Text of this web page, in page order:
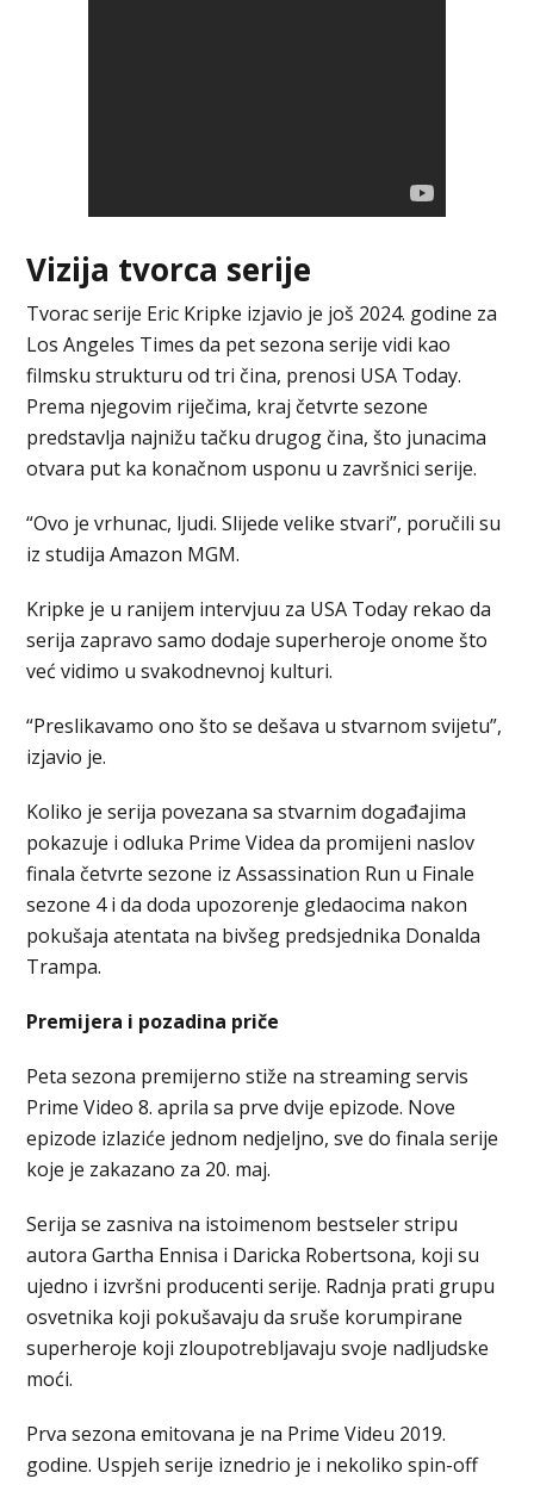
Vizija tvorca serije
Tvorac serije Eric Kripke izjavio je još 2024. godine za
Los Angeles Times da pet sezona serije vidi kao
filmsku strukturu od tri čina, prenosi USA Today.
Prema njegovim riječima, kraj četvrte sezone
predstavlja najnižu tačku drugog čina, što junacima
otvara put ka konačnom usponu u završnici serije.
“Ovo je vrhunac, ljudi. Slijede velike stvari”, poručili su
iz studija Amazon MGM.
Kripke je u ranijem intervjuu za USA Today rekao da
serija zapravo samo dodaje superheroje onome što
već vidimo u svakodnevnoj kulturi.
“Preslikavamo ono što se dešava u stvarnom svijetu”,
izjavio je.
Koliko je serija povezana sa stvarnim događajima
pokazuje i odluka Prime Videa da promijeni naslov
finala četvrte sezone iz Assassination Run u Finale
sezone 4 i da doda upozorenje gledaocima nakon
pokušaja atentata na bivšeg predsjednika Donalda
Trampa.
Premijera i pozadina priče
Peta sezona premijerno stiže na streaming servis
Prime Video 8. aprila sa prve dvije epizode. Nove
epizode izlaziće jednom nedjeljno, sve do finala serije
koje je zakazano za 20. maj.
Serija se zasniva na istoimenom bestseler stripu
autora Gartha Ennisa i Daricka Robertsona, koji su
ujedno i izvršni producenti serije. Radnja prati grupu
osvetnika koji pokušavaju da sruše korumpirane
superheroje koji zloupotrebljavaju svoje nadljudske
moći.
Prva sezona emitovana je na Prime Videu 2019.
godine. Uspjeh serije iznedrio je i nekoliko spin-off